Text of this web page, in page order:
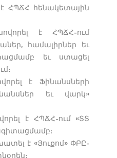
ՀՊՃՀ հենակետային
է ՀՊՃՀ-ում
համալիրներ եւ
եւ ստացել
է Ֆինանսների
եւ վարկ»
է ՀՊՃՀ-ում «ՏՏ
է «Յուքոմ» ՓԲԸ-